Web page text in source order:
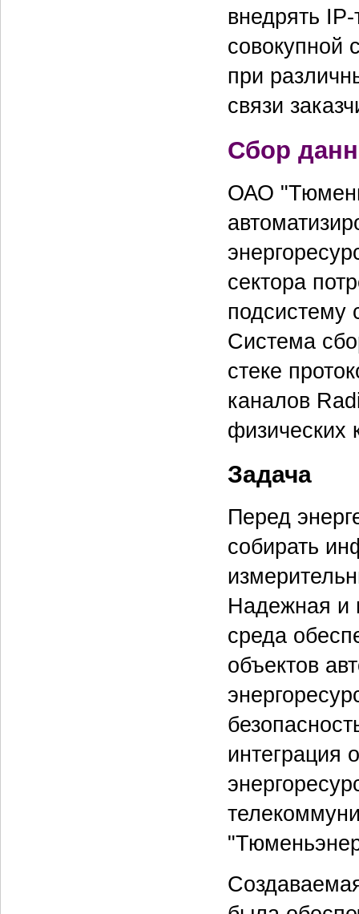
внедрять
совокупной
при
связи
Сбор
ОАО
сектора
подсистему
Система
стеке
каналов
физических
Задача
Перед
собирать
Надежная и
среда
объектов
интеграция